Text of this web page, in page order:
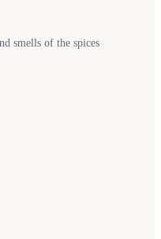
smells of the spices